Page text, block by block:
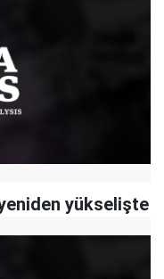
yükselişte